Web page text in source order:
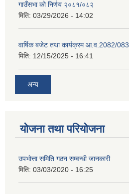
गाउँसभा को निर्णय २०८१/०८२
मिति: 03/29/2026 - 14:02
वार्षिक बजेट तथा कार्यक्रम आ.व.2082/083
मिति: 12/15/2025 - 16:41
अन्य
योजना तथा परियोजना
उपभाेत्ता समिति गठन सम्वन्धी जानकारी
मिति: 03/03/2020 - 16:25